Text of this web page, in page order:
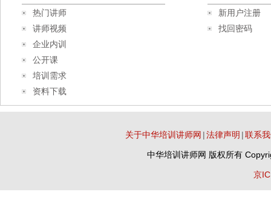
热门讲师
讲师视频
企业内训
公开课
培训需求
资料下载
新用户注册
找回密码
关于中华培训讲师网 |法律声明 |联系
中华培训讲师网 版权所有
京